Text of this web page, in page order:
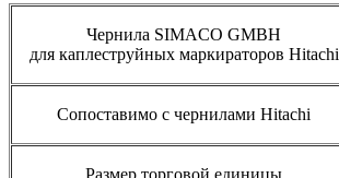
Чернила SIMACO GMBH
для каплеструйных маркираторов Hitachi
Сопоставимо с чернилами Hitachi